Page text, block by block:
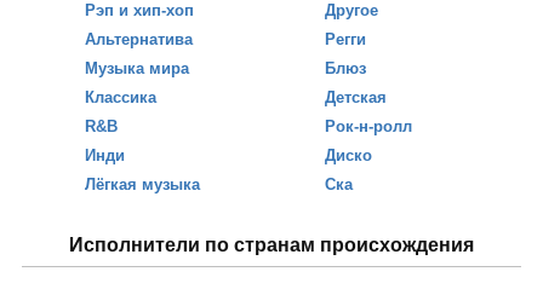
Рэп и хип-хоп
Альтернатива
Музыка мира
Классика
R&B
Инди
Лёгкая музыка
Другое
Регги
Блюз
Детская
Рок-н-ролл
Диско
Ска
Исполнители по странам происхождения